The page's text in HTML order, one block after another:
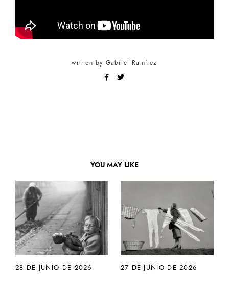
written by Gabriel Ramírez
YOU MAY LIKE
28 DE JUNIO DE 2026 27 DE JUNIO DE 2026